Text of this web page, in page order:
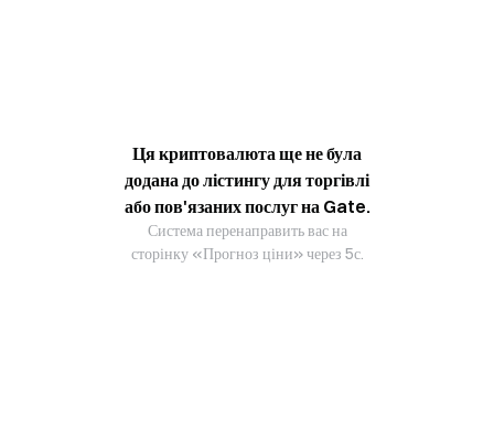
Ця криптовалюта ще не була
додана до лістингу для торгівлі
або пов'язаних послуг на Gate.
Система перенаправить вас на
сторінку «Прогноз ціни» через 5с.